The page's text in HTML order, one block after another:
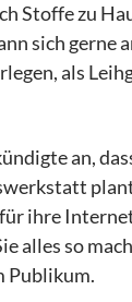
Stoffe zu
sich gerne
als
an,
ihre
alles so
Publikum.